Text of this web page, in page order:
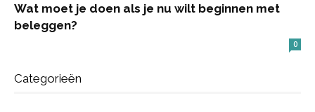
Wat moet je doen als je nu wilt beginnen met
beleggen?
0
Categorieën